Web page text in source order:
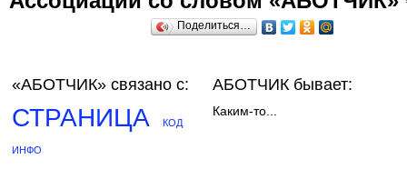
Поделиться…
«АБОТЧИК» связано с:
СТРАНИЦА КОД
ИНФО
АБОТЧИК бывает:
Каким-то...